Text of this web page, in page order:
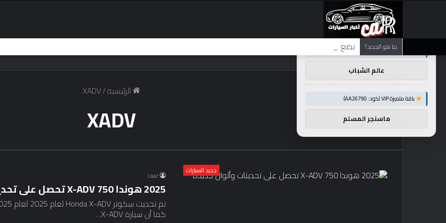
ما هو الجديد؟ تضع شركة BMW منافستها من الفئة G في حالة انتظار مع وصول الرياح المعاكسة في الصين إلى موطنها
الرئيسية/
XADV
XADV
جديد السيارات caar
2025 هوندا X-ADV 750 تحصل على تحديثات وألوان جديدة
كما أن سيارة X-ADV…
توصيات :
باقة متميزة VIP (كود: AA86842):
عالم الشباب
باقة متميزة VIP (كود: AA26790):
ماسنجر المسلم